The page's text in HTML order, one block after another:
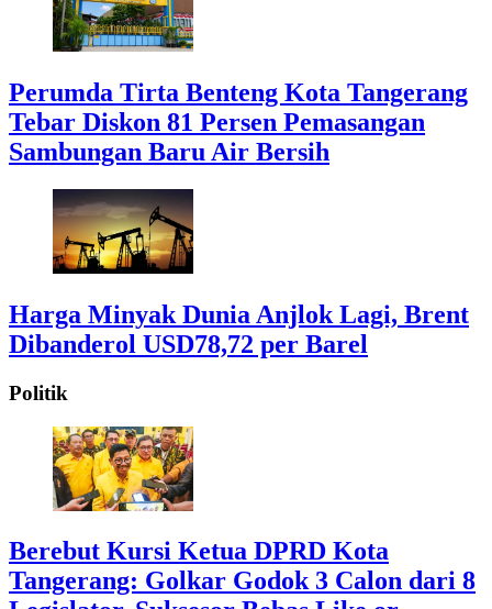
Perumda Tirta Benteng Kota Tangerang
Tebar Diskon 81 Persen Pemasangan
Sambungan Baru Air Bersih
Harga Minyak Dunia Anjlok Lagi, Brent
Dibanderol USD78,72 per Barel
Politik
Berebut Kursi Ketua DPRD Kota
Tangerang: Golkar Godok 3 Calon dari 8